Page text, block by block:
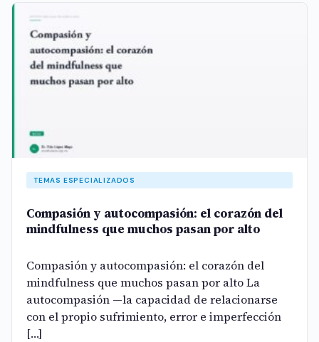
TEMAS ESPECIALIZADOS
Compasión y autocompasión: el corazón del
mindfulness que muchos pasan por alto
Compasión y autocompasión: el corazón del
mindfulness que muchos pasan por alto La
autocompasión —la capacidad de relacionarse
con el propio sufrimiento, error e imperfección
[…]